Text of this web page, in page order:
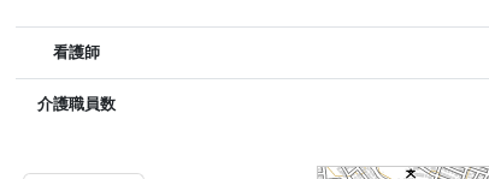
看護師
介護職員数